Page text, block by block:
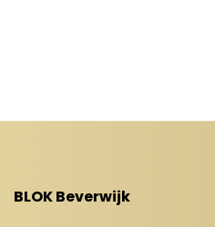
BLOK Beverwijk